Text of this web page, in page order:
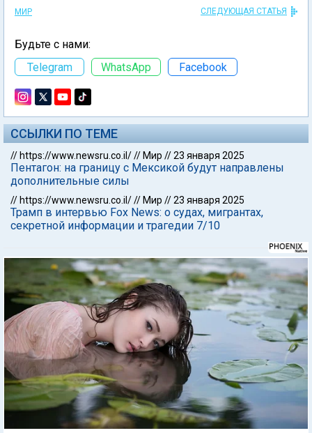
МИР СЛЕДУЮЩАЯ СТАТЬЯ
Будьте с нами:
Telegram
WhatsApp Facebook
ССЫЛКИ ПО ТЕМЕ
// https://www.newsru.co.il/// Мир //23 января 2025
Пентагон: на границу с Мексикой будут направлены
дополнительные силы
// https://www.newsru.co.il/// Мир //23 января 2025
Трамп в интервью Fox News: о судах, мигрантах,
секретной информации и трагедии 7/10